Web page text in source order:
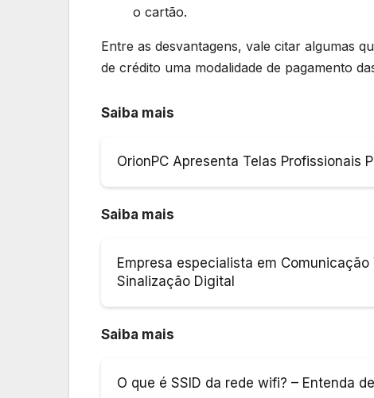
o cartão.
Entre as desvantagens, vale citar algumas
de crédito uma modalidade de pagamento
Saiba mais
OrionPC Apresenta Telas Profissionais
Saiba mais
Empresa especialista em
Sinalização Digital
Saiba mais
O que é SSID da rede wifi? – Entenda